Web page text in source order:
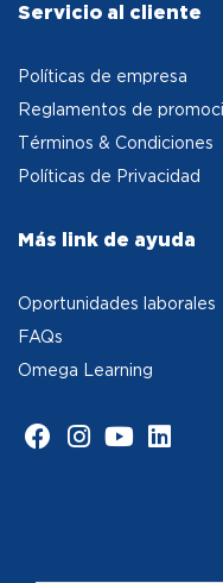
Servicio al cliente
Políticas de empresa
Reglamentos de
Términos & Condiciones
Políticas de Privacidad
Más link de ayuda
Oportunidades laborales
FAQs
Omega Learning